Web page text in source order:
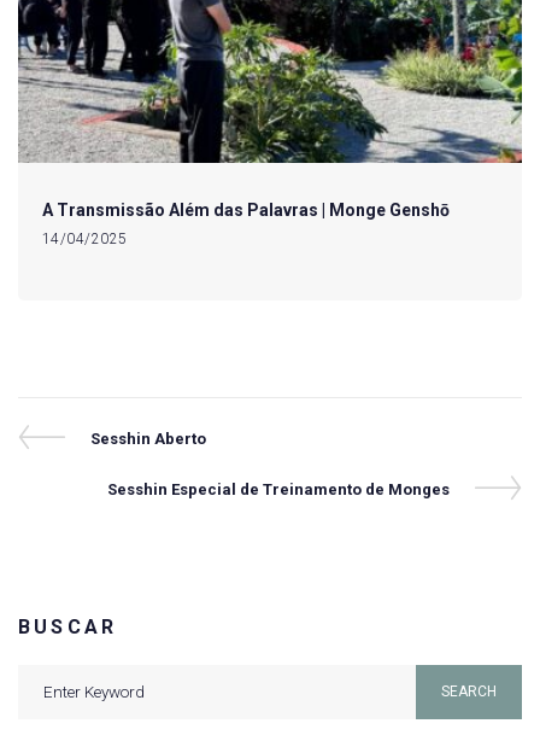
A Transmissão Além das Palavras | Monge Genshō
14/04/2025
Navegação
Previous
Sesshin Aberto
Next
Sesshin Especial de Treinamento de Monges
BUSCAR
SEARCH